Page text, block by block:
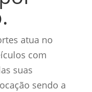
atua no
com
suas
sendo a